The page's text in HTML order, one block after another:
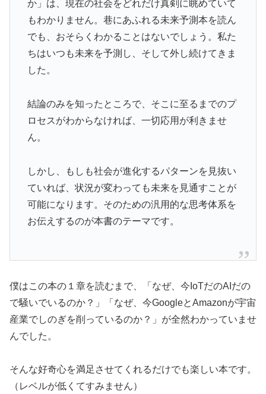
か」は、現在の社会をどれだけ真剣に眺めていて
もわかりません。巷にあふれる未来予測本を読ん
でも、おそらくわかることはないでしょう。私た
ちはいつも未来を予測し、そして外し続けてきま
した。
結論のみを知ったところで、そこに至るまでのプ
ロセスがわからなければ、一切応用が利きませ
ん。
しかし、もしも社会が進化するパターンを見抜い
ていれば、状況が変わっても未来を見通すことが
可能になります。そのための汎用的な思考体系を
お伝えするのが本書のテーマです。
僕はこの本の１章を読むまで、「なぜ、今IoTだのAIだの
で騒いでいるのか？」「なぜ、今GoogleとAmazonが宇宙
産業でしのぎを削っているのか？」が全然わかっていませ
んでした。
そんな好奇心を満足させてくれるだけでも楽しい本です。
（レベルが低くてすみません）